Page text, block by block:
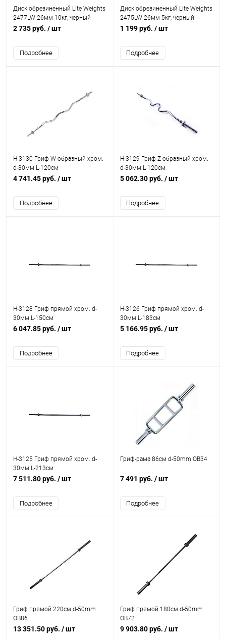
Диск обрезиненный Lite Weights
2477LW 26мм 10кг, черный
2 735 руб. / шт
Подробнее
Диск обрезиненный Lite Weights
2475LW 26мм 5кг, черный
1 199 руб. / шт
Подробнее
H-3130 Гриф W-образный хром.
d-30мм L-120см
4 741.45 руб. / шт
Подробнее
H-3129 Гриф Z-образный хром.
d-30мм L-120см
5 062.30 руб. / шт
Подробнее
H-3128 Гриф прямой хром. d-
30мм L-150см
6 047.85 руб. / шт
Подробнее
H-3126 Гриф прямой хром. d-
30мм L-183см
5 166.95 руб. / шт
Подробнее
H-3125 Гриф прямой хром. d-
30мм L-213см
7 511.80 руб. / шт
Подробнее
Гриф-рама 86см d-50mm OB34
7 491 руб. / шт
Подробнее
Гриф прямой 220см d-50mm
OB86
13 351.50 руб. / шт
Гриф прямой 180см d-50mm
OB72
9 903.80 руб. / шт